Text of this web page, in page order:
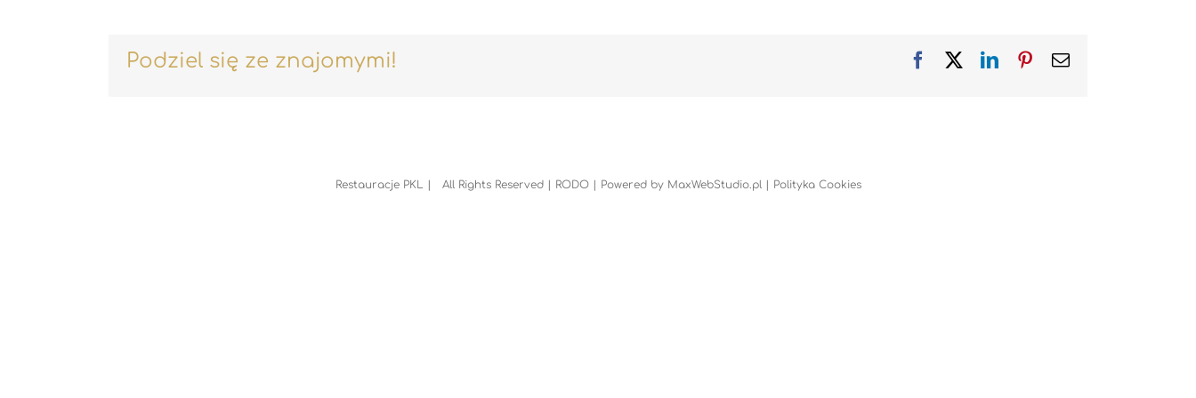
Podziel się ze znajomymi! FacebookLinkedInPinterest
Email
Restauracje PKL | All Rights Reserved | RODO| Powered by MaxWebStudio.pl | Polityka Cookies